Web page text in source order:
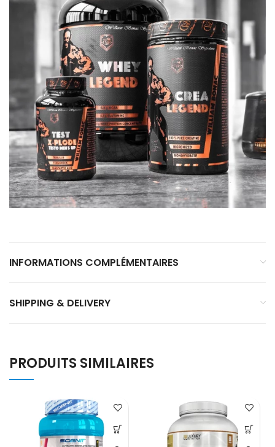
INFORMATIONS COMPLÉMENTAIRES
SHIPPING & DELIVERY
PRODUITS SIMILAIRES